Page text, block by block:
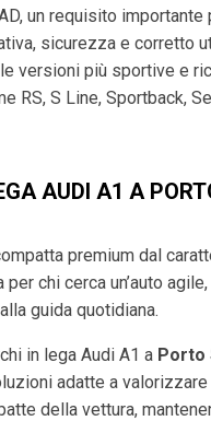
un requisito importante
sicurezza e corretto
versioni più sportive e
RS, S Line, Sportback,
AUDI A1 A
premium dal
chi cerca un’auto
guida quotidiana.
in lega Audi A1 a Porto
adatte a valorizzare
della vettura,